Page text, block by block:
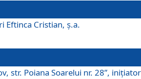
Eftinca Cristian, ş.a.
str. Poiana Soarelui nr. 28”, iniţiator